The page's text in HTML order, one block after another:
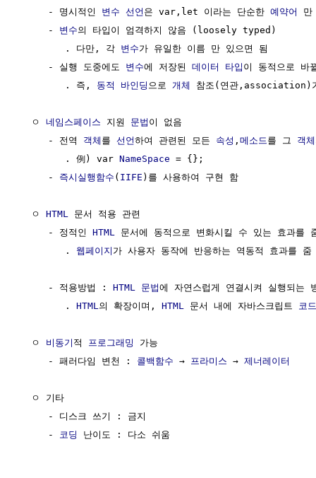
     - 명시적인
변수 선언 은 var,let 이라는 단순한 예약어
만
     -
변수의 타입이 엄격하지 않음 (loosely typed)
        . 다만, 각
변수가 유일한 이름 만 있으면 됨
     - 실행 도중에도
변수에 저장된 데이터 타입 이 동적으로 바
        . 즉,
동적 바인딩 으로 개체 참조(연관
  ㅇ
네임스페이스 지원 문법 이 없음
     - 전역
객체 를 선언하여 관련된 모든 속성 , 메소드 를 그 객체
        . 例) var
NameSpace = {};
     -
즉시실행함수 ( IIFE )를 사용하여 구현 함
  ㅇ
HTML
문서 적용 관련
     - 정적인
HTML
문서에 동적으로 변화시킬 수 있는 효과를
        .
웹페이지 가 사용자 동작에 반응하는 역동적 효과를 줌
     - 적용방법 :
HTML 문법에 자연스럽게 연결시켜 실행되는
        .
HTML 의 확장이며, HTML 문서 내에 자바스크립트 코드
  ㅇ
비동기 적 프로그래밍
가능
     - 패러다임 변천 :
콜백함수 → 프라미스 → 제너레이터
  ㅇ 기타
     - 디스크 쓰기 : 금지
     -
코딩 난이도 : 다소 쉬움